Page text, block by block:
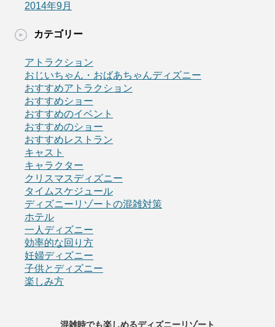
2014年9月
カテゴリー
アトラクション
おじいちゃん・おばあちゃんディズニー
おすすめアトラクション
おすすめショー
おすすめのイベント
おすすめのショー
おすすめレストラン
キャスト
キャラクター
クリスマスディズニー
タイムスケジュール
ディズニーリゾートの混雑対策
ホテル
一人ディズニー
効率的な回り方
妊婦ディズニー
子供とディズニー
楽しみ方
混雑時でも楽しめるディズニーリゾート